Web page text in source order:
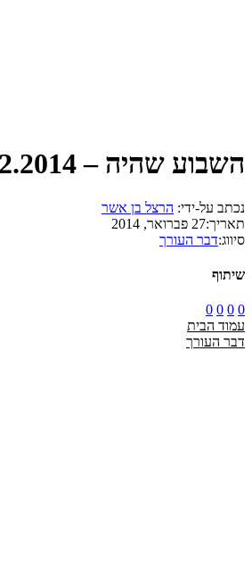
השבוע שהיה – 28.02.2014
נכתב על-ידי: הרצל בן אשר
תאריך:27 פברואר, 2014
סיווג:דבר העורך
שיתוף
0
0
0
0
עמוד הבית
דבר העורך